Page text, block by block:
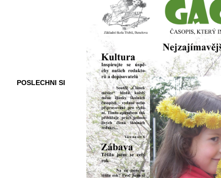
POSLECHNI SI